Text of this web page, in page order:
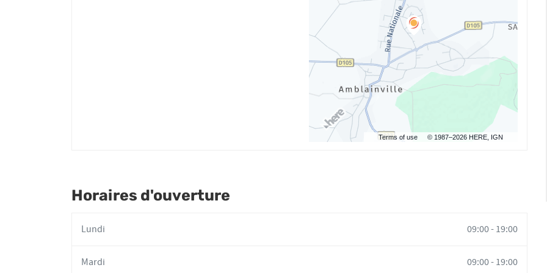
Terms of use © 1987–2026 HERE, IGN
Horaires d'ouverture
Lundi 09:00- 19:00
Mardi 09:00- 19:00